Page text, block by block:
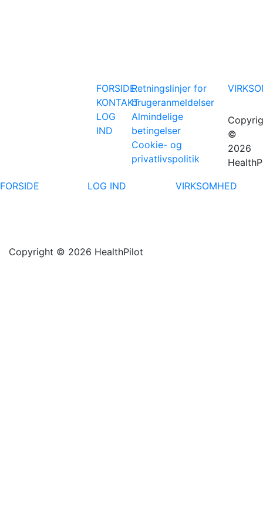
FORSIDE
KONTAKT
LOG
IND
Retningslinjer for
brugeranmeldelser
Almindelige
betingelser
Cookie- og
privatlivspolitik
©
2026
FORSIDE
LOG IND VIRKSOMHED
Copyright © 2026 HealthPilot